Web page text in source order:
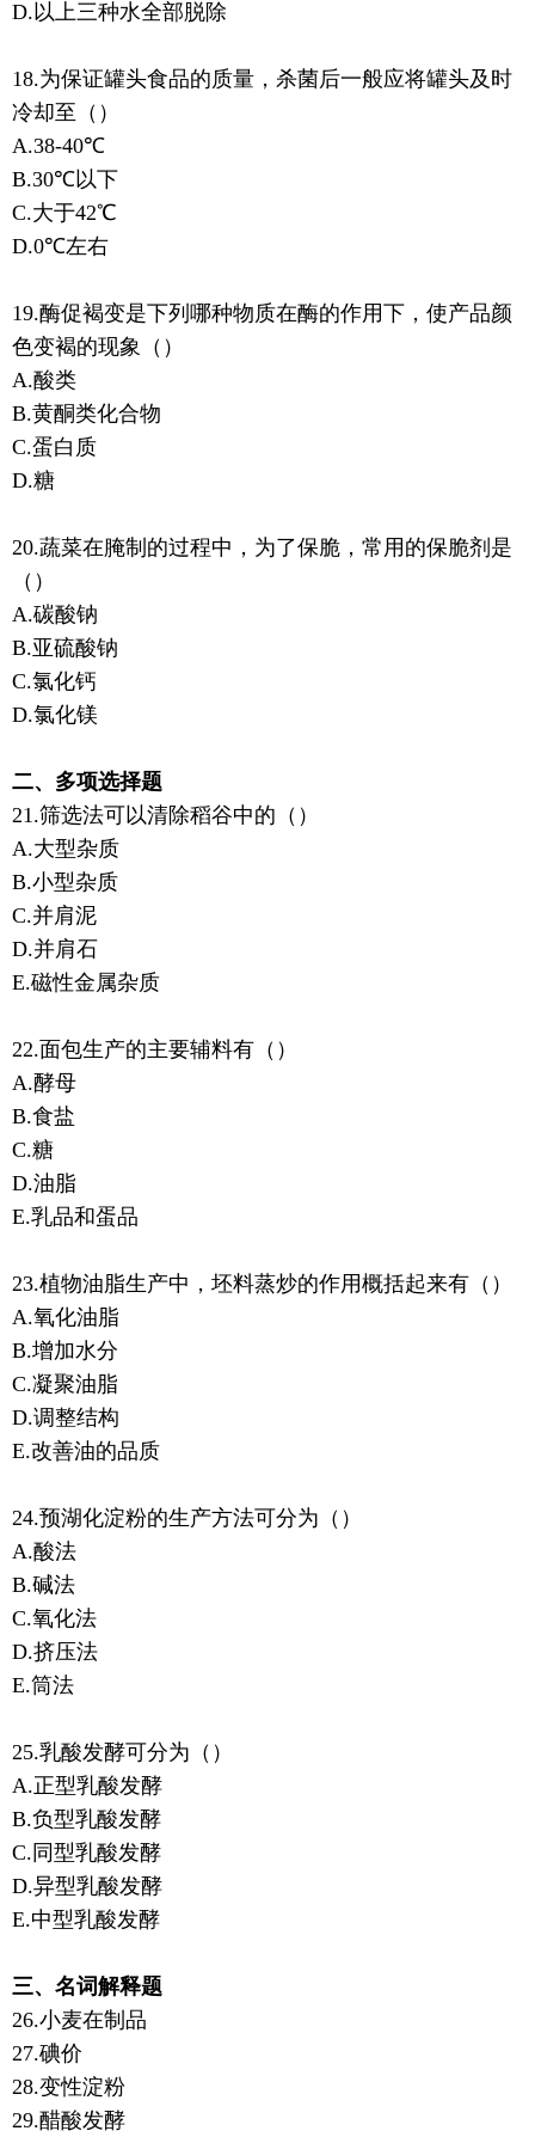
D.以上三种水全部脱除
18.为保证罐头食品的质量，杀菌后一般应将罐头及时
冷却至（）
A.38-40℃
B.30℃以下
C.大于42℃
D.0℃左右
19.酶促褐变是下列哪种物质在酶的作用下，使产品颜
色变褐的现象（）
A.酸类
B.黄酮类化合物
C.蛋白质
D.糖
20.蔬菜在腌制的过程中，为了保脆，常用的保脆剂是
（）
A.碳酸钠
B.亚硫酸钠
C.氯化钙
D.氯化镁
二、多项选择题
21.筛选法可以清除稻谷中的（）
A.大型杂质
B.小型杂质
C.并肩泥
D.并肩石
E.磁性金属杂质
22.面包生产的主要辅料有（）
A.酵母
B.食盐
C.糖
D.油脂
E.乳品和蛋品
23.植物油脂生产中，坯料蒸炒的作用概括起来有（）
A.氧化油脂
B.增加水分
C.凝聚油脂
D.调整结构
E.改善油的品质
24.预湖化淀粉的生产方法可分为（）
A.酸法
B.碱法
C.氧化法
D.挤压法
E.筒法
25.乳酸发酵可分为（）
A.正型乳酸发酵
B.负型乳酸发酵
C.同型乳酸发酵
D.异型乳酸发酵
E.中型乳酸发酵
三、名词解释题
26.小麦在制品
27.碘价
28.变性淀粉
29.醋酸发酵